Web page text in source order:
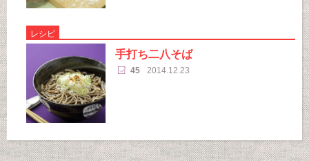
レシピ
手打ち二八そば
45 2014.12.23